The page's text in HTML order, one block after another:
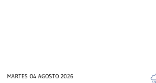
MARTES 04 AGOSTO 2026